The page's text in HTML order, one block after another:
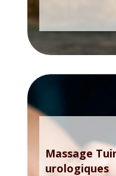
Massage
urologiques